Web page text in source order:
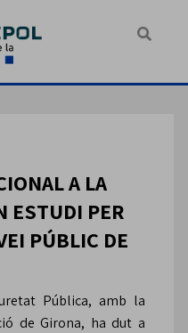
A LA
ESTUDI PER
PÚBLIC DE
Pública, amb la
de Girona, ha dut a